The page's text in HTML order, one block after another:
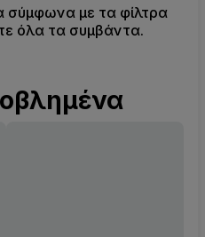
σύμφωνα με τα φίλτρα
όλα τα συμβάντα.